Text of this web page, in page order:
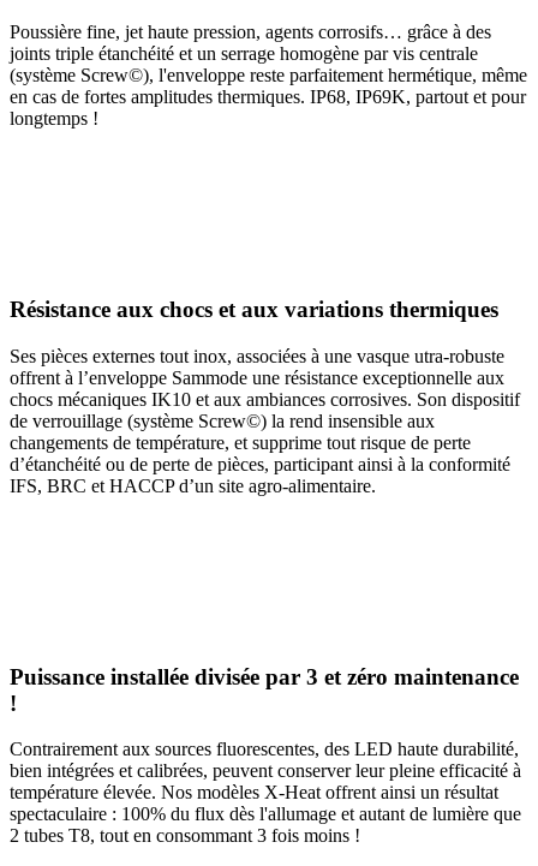
Poussière fine, jet haute pression, agents corrosifs… grâce à des
joints triple étanchéité et un serrage homogène par vis centrale
(système Screw©), l'enveloppe reste parfaitement hermétique, même
en cas de fortes amplitudes thermiques. IP68, IP69K, partout et pour
longtemps !
Résistance aux chocs et aux variations thermiques
Ses pièces externes tout inox, associées à une vasque utra-robuste
offrent à l’enveloppe Sammode une résistance exceptionnelle aux
chocs mécaniques IK10 et aux ambiances corrosives. Son dispositif
de verrouillage (système Screw©) la rend insensible aux
changements de température, et supprime tout risque de perte
d’étanchéité ou de perte de pièces, participant ainsi à la conformité
IFS, BRC et HACCP d’un site agro-alimentaire.
Puissance installée divisée par 3 et zéro maintenance
!
Contrairement aux sources fluorescentes, des LED haute durabilité,
bien intégrées et calibrées, peuvent conserver leur pleine efficacité à
température élevée. Nos modèles X-Heat offrent ainsi un résultat
spectaculaire : 100% du flux dès l'allumage et autant de lumière que
2 tubes T8, tout en consommant 3 fois moins !